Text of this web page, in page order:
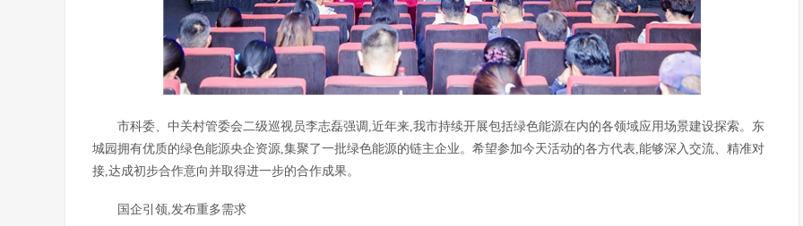
市科委、中关村管委会二级巡视员李志磊强调,近年来,我市持续开展包括绿色能源在内的各领域应用场景建设探索。东
城园拥有优质的绿色能源央企资源,集聚了一批绿色能源的链主企业。希望参加今天活动的各方代表,能够深入交流、精准对
接,达成初步合作意向并取得进一步的合作成果。
国企引领,发布重多需求